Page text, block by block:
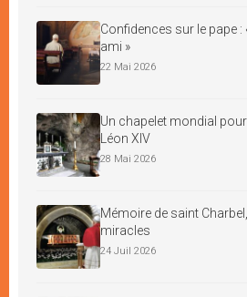
Confidences sur le pape :
ami »
22 Mai 2026
Un chapelet mondial
Léon XIV
28 Mai 2026
Mémoire de saint
miracles
24 Juil 2026